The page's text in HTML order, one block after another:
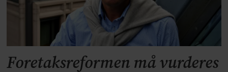
Foretaksreformen må vurderes